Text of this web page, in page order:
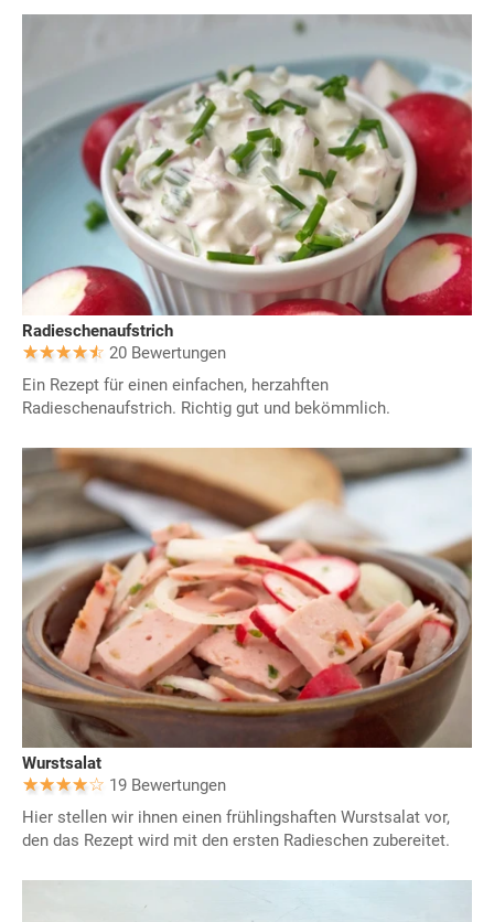
Radieschenaufstrich
20 Bewertungen
Ein Rezept für einen einfachen, herzahften
Radieschenaufstrich. Richtig gut und bekömmlich.
Wurstsalat
19 Bewertungen
Hier stellen wir ihnen einen frühlingshaften Wurstsalat vor,
den das Rezept wird mit den ersten Radieschen zubereitet.